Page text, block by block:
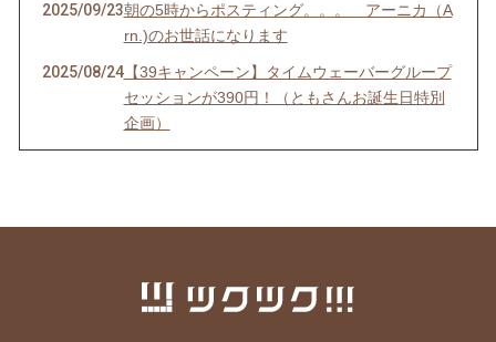
2025/09/23朝の5時からポスティング。。。 アーニカ（A
rn.)のお世話になります
2025/08/24【39キャンペーン】タイムウェーバーグループ
セッションが390円！（ともさんお誕生日特別
企画）
【本日までの限定公開】社会派青春映画「君た
ちはまだ長いトンネルの中」